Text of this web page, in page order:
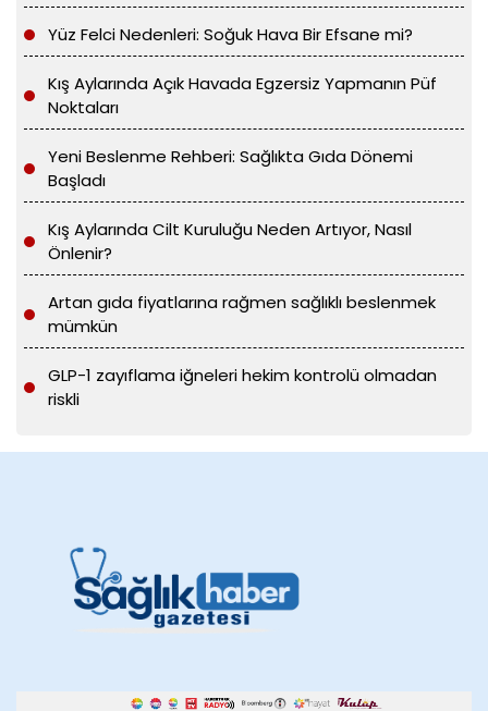
Yüz Felci Nedenleri: Soğuk Hava Bir Efsane mi?
Kış Aylarında Açık Havada Egzersiz Yapmanın Püf
Noktaları
Yeni Beslenme Rehberi: Sağlıkta Gıda Dönemi
Başladı
Kış Aylarında Cilt Kuruluğu Neden Artıyor, Nasıl
Önlenir?
Artan gıda fiyatlarına rağmen sağlıklı beslenmek
mümkün
GLP-1 zayıflama iğneleri hekim kontrolü olmadan
riskli